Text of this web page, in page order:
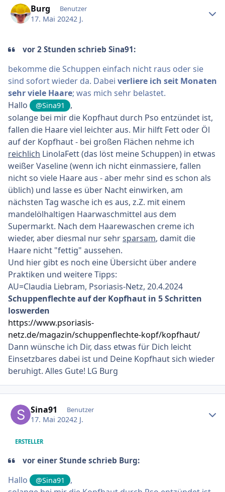
Burg Benutzer
17. Mai 20242 J.
vor 2 Stunden schrieb Sina91:
bekomme die Schuppen einfach nicht raus oder sie
sind sofort wieder da. Dabei verliere ich seit Monaten
sehr viele Haare; was mich sehr belastet.
Hallo
@Sina91
,
solange bei mir die Kopfhaut durch Pso entzündet ist,
fallen die Haare viel leichter aus. Mir hilft Fett oder Öl
auf der Kopfhaut - bei großen Flächen nehme ich
reichlich LinolaFett (das löst meine Schuppen) in etwas
weißer Vaseline (wenn ich nicht einmassiere, fallen
nicht so viele Haare aus - aber mehr sind es schon als
üblich) und lasse es über Nacht einwirken, am
nächsten Tag wasche ich es aus, z.Z. mit einem
mandelölhaltigen Haarwaschmittel aus dem
Supermarkt. Nach dem Haarewaschen creme ich
wieder, aber diesmal nur sehrsparsam, damit die
Haare nicht "fettig" aussehen.
Und hier gibt es noch eine Übersicht über andere
Praktiken und weitere Tipps:
AU=Claudia Liebram, Psoriasis-Netz, 20.4.2024
Schuppenflechte auf der Kopfhaut in 5 Schritten
loswerden
https://www.psoriasis-
netz.de/magazin/schuppenflechte-kopf/kopfhaut/
Dann wünsche ich Dir, dass etwas für Dich leicht
Einsetzbares dabei ist und Deine Kopfhaut sich wieder
beruhigt. Alles Gute! LG Burg
Sina91 Benutzer
17. Mai 20242 J.
ERSTELLER
vor einer Stunde schrieb Burg:
Hallo @Sina91
,